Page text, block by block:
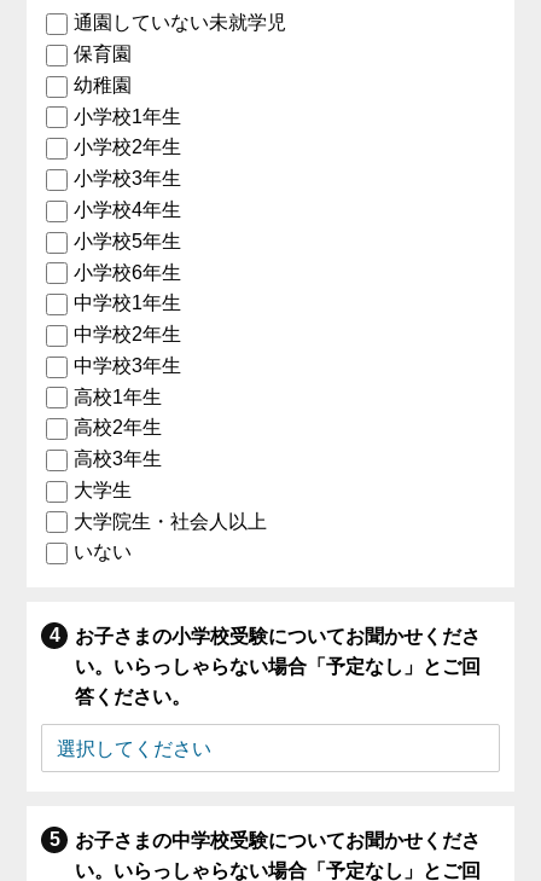
通園していない未就学児
保育園
幼稚園
小学校1年生
小学校2年生
小学校3年生
小学校4年生
小学校5年生
小学校6年生
中学校1年生
中学校2年生
中学校3年生
高校1年生
高校2年生
高校3年生
大学生
大学院生・社会人以上
いない
お子さまの小学校受験についてお聞かせくださ
い。いらっしゃらない場合「予定なし」とご回
答ください。
お子さまの中学校受験についてお聞かせくださ
い。いらっしゃらない場合「予定なし」とご回